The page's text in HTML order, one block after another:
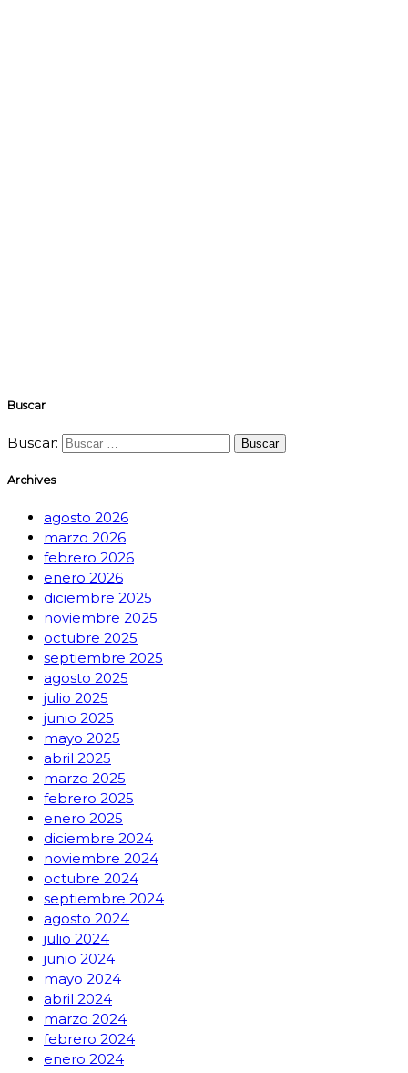
Buscar
Buscar:
Archives
agosto 2026
marzo 2026
febrero 2026
enero 2026
diciembre 2025
noviembre 2025
octubre 2025
septiembre 2025
agosto 2025
julio 2025
junio 2025
mayo 2025
abril 2025
marzo 2025
febrero 2025
enero 2025
diciembre 2024
noviembre 2024
octubre 2024
septiembre 2024
agosto 2024
julio 2024
junio 2024
mayo 2024
abril 2024
marzo 2024
febrero 2024
enero 2024